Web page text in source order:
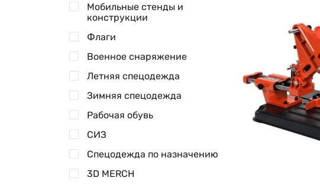
Мобильные стенды и
конструкции
Флаги
Военное снаряжение
Летняя спецодежда
Зимняя спецодежда
Рабочая обувь
СИЗ
Спецодежда по назначению
3D MERCH